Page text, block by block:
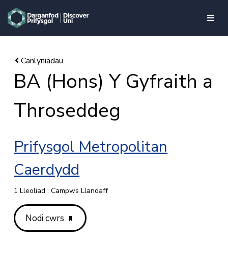
skip to main content
BA (Hons) Y Gyfraith a
Throseddeg
Prifysgol Metropolitan
Caerdydd
1 Lleoliad : Campws Llandaff
Nodi cwrs